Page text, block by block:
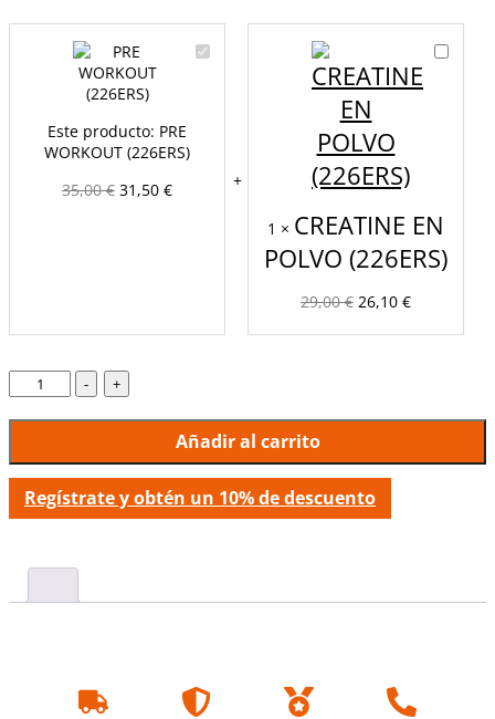
PRE
Este producto: PRE
WORKOUT (226ERS)
35,00€ 31,50 €
1 × CREATINE EN
POLVO (226ERS)
29,00€ 26,10 €
- +
Añadir al carrito
Regístrate y obtén un 10% de descuento